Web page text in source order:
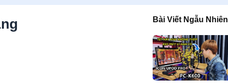
Bài Viết Ngẫu Nhiên